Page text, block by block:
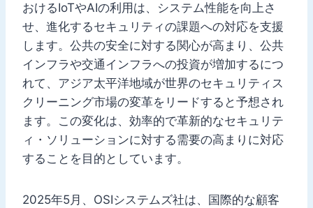
おけるIoTやAIの利用は、システム性能を向上さ
せ、進化するセキュリティの課題への対応を支援
します。公共の安全に対する関心が高まり、公共
インフラや交通インフラへの投資が増加するにつ
れて、アジア太平洋地域が世界のセキュリティス
クリーニング市場の変革をリードすると予想され
ます。この変化は、効率的で革新的なセキュリテ
ィ・ソリューションに対する需要の高まりに対応
することを目的としています。
2025年5月、OSIシステムズ社は、国際的な顧客